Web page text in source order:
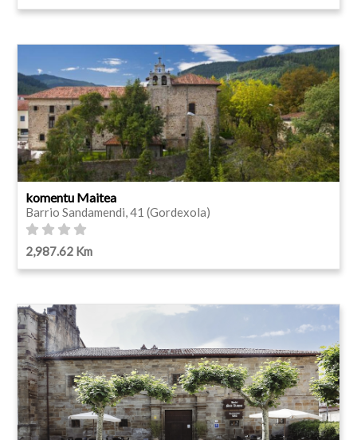
komentu Maitea
Barrio Sandamendi, 41 (Gordexola)
2,987.62 Km